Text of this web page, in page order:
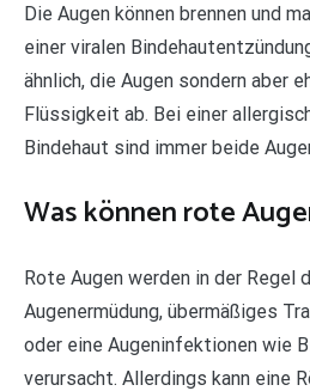
Die Augen können brennen und
einer viralen
ähnlich, die Augen sondern aber
Flüssigkeit ab. Bei einer
Bindehaut sind immer beide
Was können rote
Rote Augen werden in der Regel
Augenermüdung, übermäßiges
oder eine Augeninfektionen wie
verursacht. Allerdings kann eine